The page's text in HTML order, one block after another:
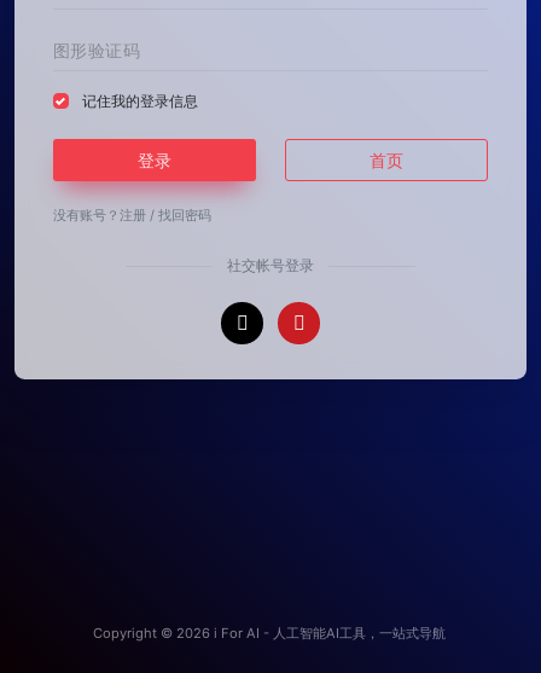
记住我的登录信息
登录 首页
没有账号？ 注册 / 找回密码
社交帐号登录
Copyright © 2026 i For AI - 人工智能AI工具，一站式导航